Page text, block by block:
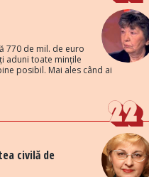
770 de mil. de euro
aduni toate mințile
posibil. Mai ales când ai
civilă de